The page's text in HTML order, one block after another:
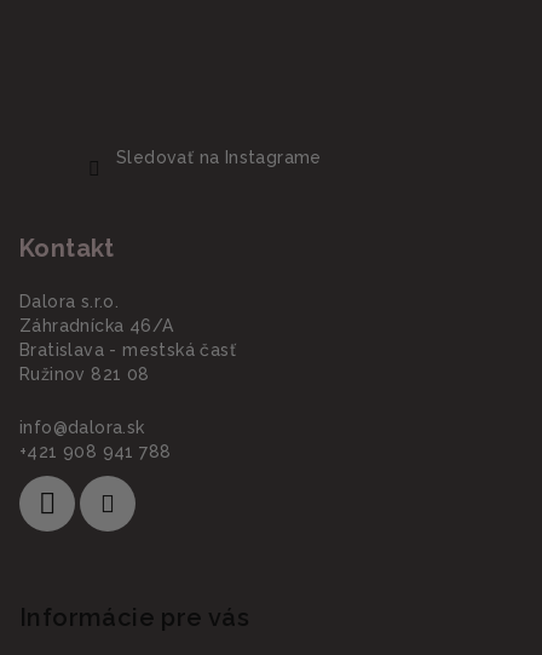
Sledovať na Instagrame
Kontakt
Dalora s.r.o.
Záhradnícka 46/A
Bratislava - mestská časť
Ružinov 821 08
info@dalora.sk
+421 908 941 788
Informácie pre vás